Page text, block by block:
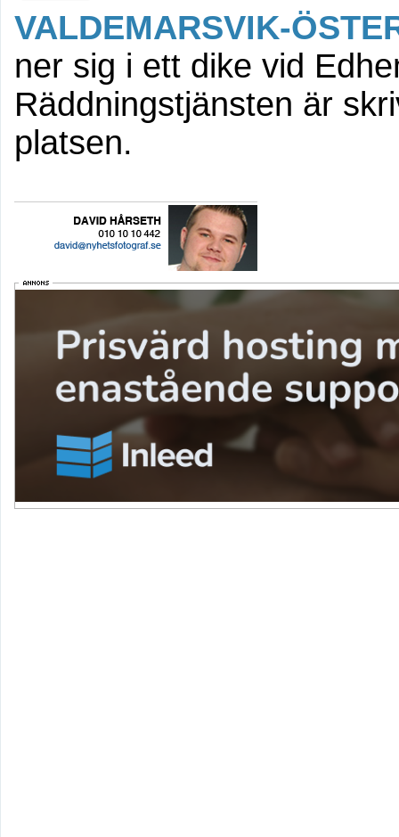
VALDEMARSVIK-
ner sig i ett dike vid
Räddningstjänsten är
platsen.